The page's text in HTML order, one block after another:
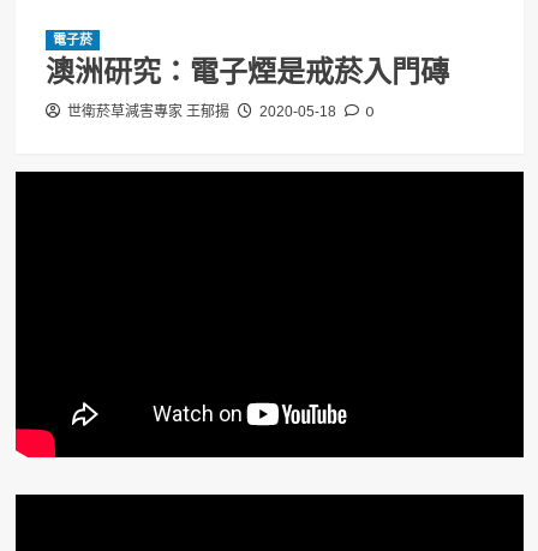
電子菸
澳洲研究：電子煙是戒菸入門磚
世衛菸草減害專家 王郁揚 2020-05-18 0